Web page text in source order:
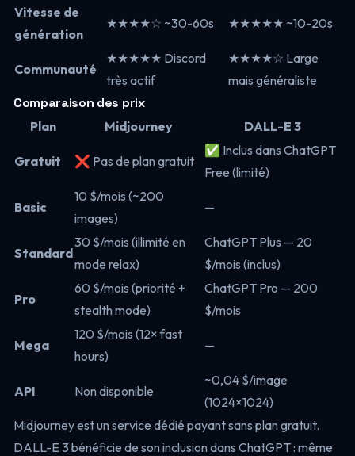
Vitesse de
génération
★★★★☆ ~30-60s ★★★★★ ~10-20s
Communauté
★★★★★ Discord
très actif
★★★★☆ Large
mais généraliste
Comparaison des prix
Plan Midjourney DALL-E 3
Gratuit ❌ Pas de plan gratuit
✅ Inclus dans ChatGPT
Free (limité)
Basic
10 $/mois (~200
images)
—
Standard
30 $/mois (illimité en
mode relax)
ChatGPT Plus — 20
$/mois (inclus)
Pro
60 $/mois (priorité +
stealth mode)
ChatGPT Pro — 200
$/mois
Mega
120 $/mois (12× fast
hours)
—
API Non disponible
~0,04 $/image
(1024×1024)
Midjourney est un service dédié payant sans plan gratuit.
DALL-E 3 bénéficie de son inclusion dans ChatGPT : même